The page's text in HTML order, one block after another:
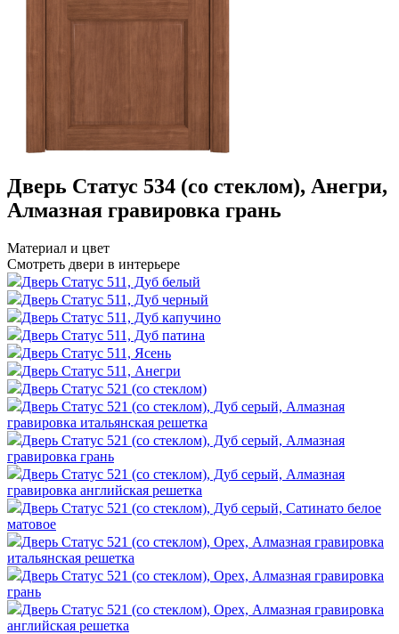
Дверь Статус 534 (со стеклом), Анегри,
Алмазная гравировка грань
Материал и цвет
Смотреть двери в интерьере
Дверь Статус 511, Дуб белый
Дверь Статус 511, Дуб черный
Дверь Статус 511, Дуб капучино
Дверь Статус 511, Дуб патина
Дверь Статус 511, Ясень
Дверь Статус 511, Анегри
Дверь Статус 521 (со стеклом)
Дверь Статус 521 (со стеклом), Дуб серый, Алмазная
гравировка итальянская решетка
Дверь Статус 521 (со стеклом), Дуб серый, Алмазная
гравировка грань
Дверь Статус 521 (со стеклом), Дуб серый, Алмазная
гравировка английская решетка
Дверь Статус 521 (со стеклом), Дуб серый, Сатинато белое
матовое
Дверь Статус 521 (со стеклом), Орех, Алмазная гравировка
итальянская решетка
Дверь Статус 521 (со стеклом), Орех, Алмазная гравировка
грань
Дверь Статус 521 (со стеклом), Орех, Алмазная гравировка
английская решетка